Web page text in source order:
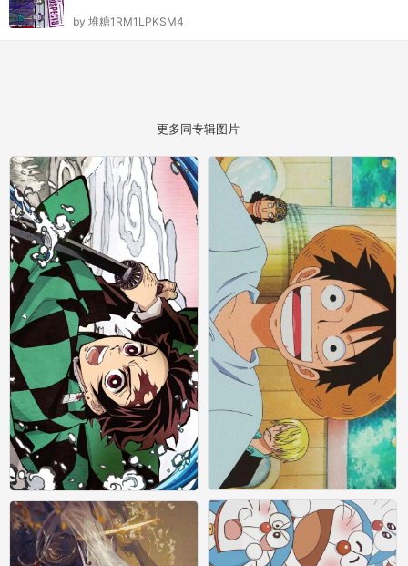
by 堆糖1RM1LPKSM4
更多同专辑图片
横屏壁纸
0
横屏壁纸
1